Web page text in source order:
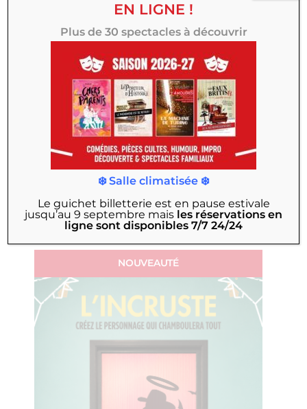
CRÉATION THÉÂTRE 100 NOMS
NOUVEAUTÉ
EN LIGNE !
Plus de 30 spectacles à découvrir
❄️ Salle climatisée ❄️
Le guichet billetterie est en pause estivale
jusqu’au 9 septembre mais les réservations en
ligne sont disponibles 7/7 24/24